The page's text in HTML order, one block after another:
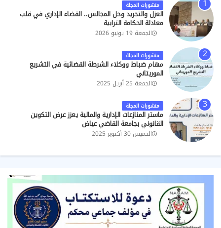
منشورات المجلة
العزل والتجريد وحل المجالس.. القضاء الإداري في قلب
معادلة الحكامة الترابية
الجمعة 19 يونيو 2026
منشورات المجلة
مهام ضباط ووكلاء الشرطة القضائية في التشريع
الموريتاني
الجمعة 25 أبريل 2025
منشورات المجلة
ماستر المنازعات الإدارية والمالية يعزز عرض التكوين
القانوني بجامعة القاضي عياض
الخميس 30 أكتوبر 2025